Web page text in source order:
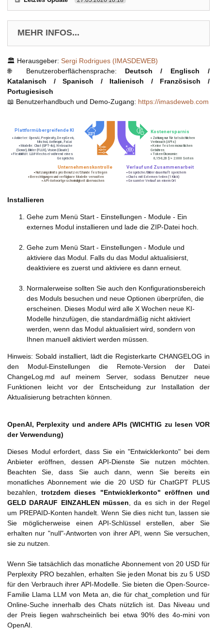
MEHR INFOS...
🏛️ Herausgeber: Sergi Rodrigues (IMASDEWEB)
🌐 Benutzeroberflächensprache: Deutsch / Englisch /
Katalanisch / Spanisch / Italienisch / Französisch /
Portugiesisch
📖 Benutzerhandbuch und Demo-Zugang: https://imasdeweb.com
Installieren
Gehe zum Menü Start - Einstellungen - Module - Ein
externes Modul installieren und lade die ZIP-Datei hoch.
Gehe zum Menü Start - Einstellungen - Module und
aktiviere das Modul. Falls du das Modul aktualisierst,
deaktiviere es zuerst und aktiviere es dann erneut.
Normalerweise sollten Sie auch den Konfigurationsbereich
des Moduls besuchen und neue Optionen überprüfen, die
erscheinen. Dieses Modul wird alle X Wochen neue KI-
Modelle hinzufügen, die standardmäßig nicht aktiviert
werden, wenn das Modul aktualisiert wird, sondern von
Ihnen manuell aktiviert werden müssen.
Hinweis: Sobald installiert, lädt die Registerkarte CHANGELOG in
den Modul-Einstellungen die Remote-Version der Datei
ChangeLog.md auf meinem Server, sodass Benutzer neue
Funktionen leicht vor der Entscheidung zur Installation der
Aktualisierung betrachten können.
OpenAI, Perplexity und andere APIs (WICHTIG zu lesen VOR
der Verwendung)
Dieses Modul erfordert, dass Sie ein "Entwicklerkonto" bei dem
Anbieter eröffnen, dessen API-Dienste Sie nutzen möchten.
Beachten Sie, dass Sie auch dann, wenn Sie bereits ein
monatliches Abonnement wie die 20 USD für ChatGPT PLUS
bezahlen,trotzdem dieses "Entwicklerkonto" eröffnen und
GELD DARAUF EINZAHLEN müssen, da es sich in der Regel
um PREPAID-Konten handelt. Wenn Sie dies nicht tun, lassen sie
Sie möglicherweise einen API-Schlüssel erstellen, aber Sie
erhalten nur "null"-Antworten von ihrer API, wenn Sie versuchen,
sie zu nutzen.
Wenn Sie tatsächlich das monatliche Abonnement von 20 USD für
Perplexity PRO bezahlen, erhalten Sie jeden Monat bis zu 5 USD
für den Verbrauch ihrer API-Modelle. Sie bieten die Open-Source-
Familie Llama LLM von Meta an, die für chat_completion und für
Online-Suche innerhalb des Chats nützlich ist. Das Niveau und
der Preis liegen wahrscheinlich bei etwa 90% des 4o-mini von
OpenAI.